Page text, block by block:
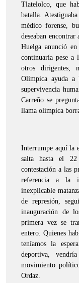
Tlatelolco, que
batalla.
médico forense,
deseaban
Huelga anunció
continuaría pese a
otros dirigentes,
Olímpica ayuda a
supervivencia
Carreño se
llama olímpica
Interrumpe aquí la
salta hasta el
contestación a las
referencia a la
inexplicable
de represión,
inauguración de
primera vez se
entero. Quienes
teníamos la
deportiva,
movimiento
Ordaz.